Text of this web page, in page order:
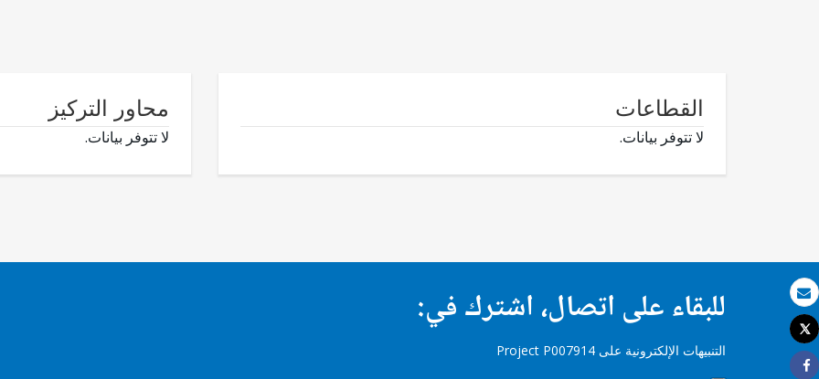
بريد الكتروني
طباعة
Tweet
القطاعات
لا تتوفر بيانات.
محاور التركيز
لا تتوفر بيانات.
للبقاء على اتصال، اشترك في:
التنبيهات الإلكترونية على Project P007914